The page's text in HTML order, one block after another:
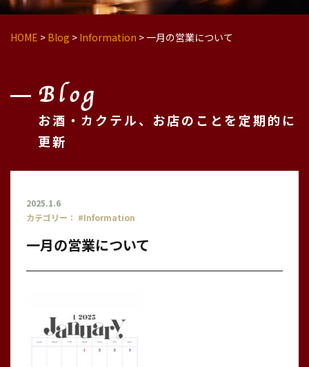
HOME > Blog > Information > 一月の営業について
Blog
お酒・カクテル、お店のことを定期的に
更新
2025.1.6
カテゴリー： #Information
一月の営業について